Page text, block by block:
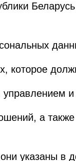
которое
а также
указаны